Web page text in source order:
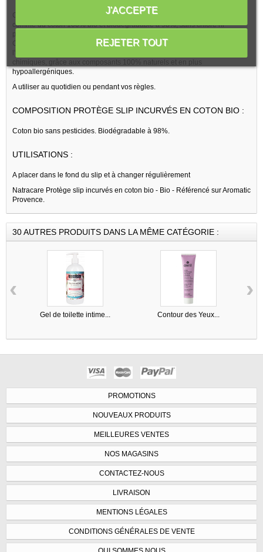
Ce lot de protège slips incurvés est fabriqué avec des produits naturels,
comme du coton 100% bio et biodégradable à 98%, sans chlore ni
parabens.
Ce protège slip Natracare permet de prevenir tout risque d'allergie, Par
chimiques, grâce aux composants 100% naturels et en plus
hypoallergéniques.
A utiliser au quotidien ou pendant vos règles.
COMPOSITION PROTÈGE SLIP INCURVÉS EN COTON BIO :
Coton bio sans pesticides. Biodégradable à 98%.
UTILISATIONS :
A placer dans le fond du slip et à changer régulièrement
Natracare Protège slip incurvés en coton bio - Bio - Référencé sur Aromatic
Provence.
30 AUTRES PRODUITS DANS LA MÊME CATÉGORIE :
Gel de toilette intime... Contour des Yeux...
‹ ›
PROMOTIONS
NOUVEAUX PRODUITS
MEILLEURES VENTES
NOS MAGASINS
CONTACTEZ-NOUS
LIVRAISON
MENTIONS LÉGALES
CONDITIONS GÉNÉRALES DE VENTE
REJETER TOUT
J'ACCEPTE